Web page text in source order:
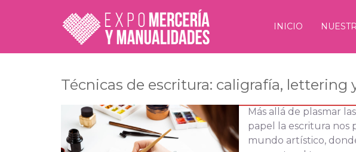
INICIO
Técnicas de escritura: caligrafía, lettering
Más allá de plasmar
papel la escritura nos
mundo artístico,